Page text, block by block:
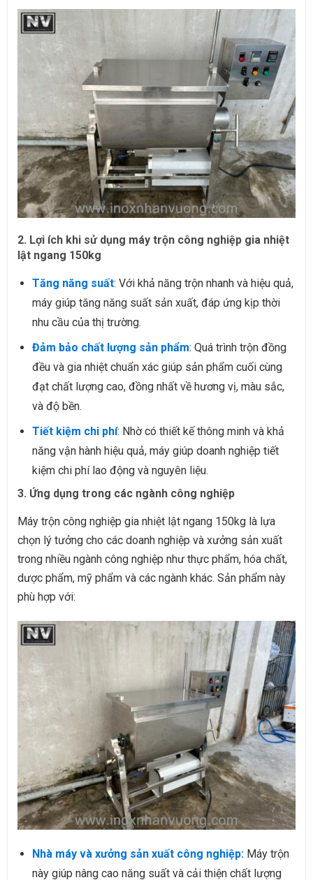
2. Lợi ích khi sử dụng máy trộn công nghiệp gia nhiệt
lật ngang 150kg
Tăng năng suất: Với khả năng trộn nhanh và hiệu quả,
máy giúp tăng năng suất sản xuất, đáp ứng kịp thời
nhu cầu của thị trường.
Đảm bảo chất lượng sản phẩm: Quá trình trộn đồng
đều và gia nhiệt chuẩn xác giúp sản phẩm cuối cùng
đạt chất lượng cao, đồng nhất về hương vị, màu sắc,
và độ bền.
Tiết kiệm chi phí: Nhờ có thiết kế thông minh và khả
năng vận hành hiệu quả, máy giúp doanh nghiệp tiết
kiệm chi phí lao động và nguyên liệu.
3. Ứng dụng trong các ngành công nghiệp
Máy trộn công nghiệp gia nhiệt lật ngang 150kg là lựa
chọn lý tưởng cho các doanh nghiệp và xưởng sản xuất
trong nhiều ngành công nghiệp như thực phẩm, hóa chất,
dược phẩm, mỹ phẩm và các ngành khác. Sản phẩm này
phù hợp với:
Nhà máy và xưởng sản xuất công nghiệp:Máy trộn
này giúp nâng cao năng suất và cải thiện chất lượng